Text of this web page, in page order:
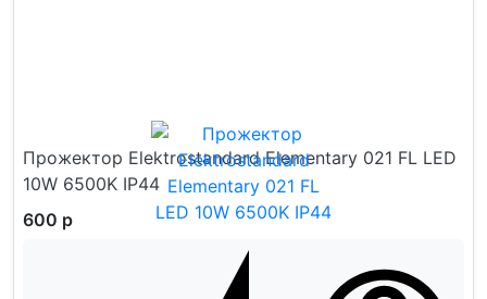
Прожектор Elektrostandard Elementary 021 FL LED
10W 6500K IP44
600 р